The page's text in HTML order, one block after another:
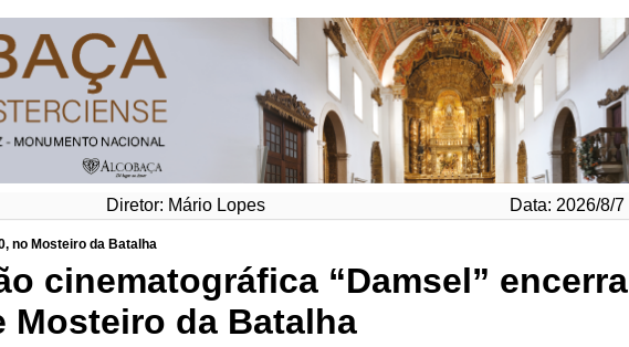
Diretor: Mário Lopes
Data: 2026/8/7
no Mosteiro da Batalha
cinematográfica “Damsel” encerra
Mosteiro da Batalha